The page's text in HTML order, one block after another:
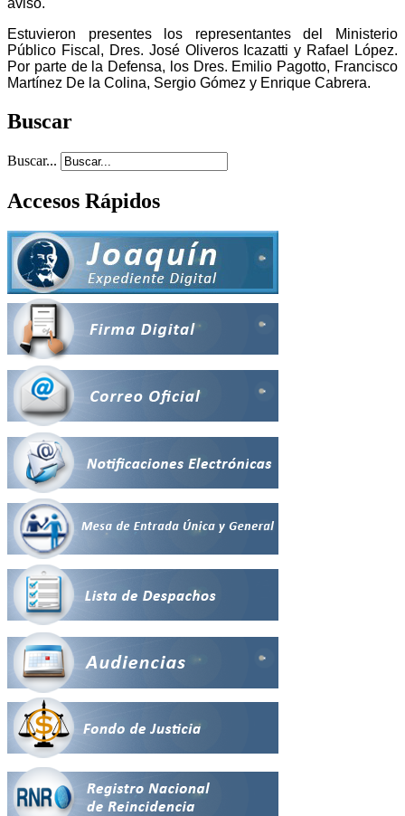
Estuvieron presentes los representantes del Ministerio
Público Fiscal, Dres. José Oliveros Icazatti y Rafael López.
Por parte de la Defensa, los Dres. Emilio Pagotto, Francisco
Martínez De la Colina, Sergio Gómez y Enrique Cabrera.
Buscar
Buscar...
Accesos Rápidos